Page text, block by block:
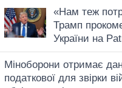
«Нам теж
Трамп
України на
Міноборони отримає
податкової для звірки